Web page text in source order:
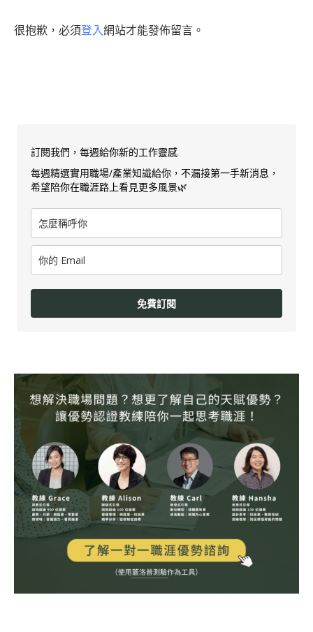
很抱歉，必須登入網站才能發佈留言。
訂閱我們，每週給你新的工作靈感
每週精選實用職場/產業知識給你，不漏接第一手新消息，
希望陪你在職涯路上看見更多風景🌿
免費訂閱